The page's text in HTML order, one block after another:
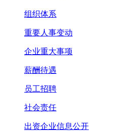
组织体系
重要人事变动
企业重大事项
薪酬待遇
员工招聘
社会责任
出资企业信息公开